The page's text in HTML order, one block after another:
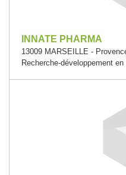
INNATE PHARMA
13009 MARSEILLE -
Recherche-développement